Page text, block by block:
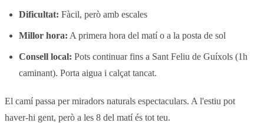
Dificultat: Fàcil, però amb escales
Millor hora: A primera hora del matí o a la posta de sol
Consell local: Pots continuar fins a Sant Feliu de Guíxols (1h
caminant). Porta aigua i calçat tancat.
El camí passa per miradors naturals espectaculars. A l'estiu pot
haver-hi gent, però a les 8 del matí és tot teu.